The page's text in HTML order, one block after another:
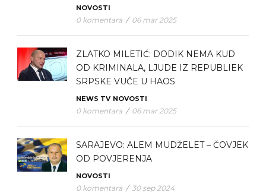
NOVOSTI
0 komentara / 06 mar 2025
ZLATKO MILETIĆ: DODIK NEMA KUD
OD KRIMINALA, LJUDE IZ REPUBLIEK
SRPSKE VUČE U HAOS
NEWS TV NOVOSTI
0 komentara / 06 mar 2025
SARAJEVO: ALEM MUDŽELET – ČOVJEK
OD POVJERENJA
NOVOSTI
0 komentara / 30 sep 2024